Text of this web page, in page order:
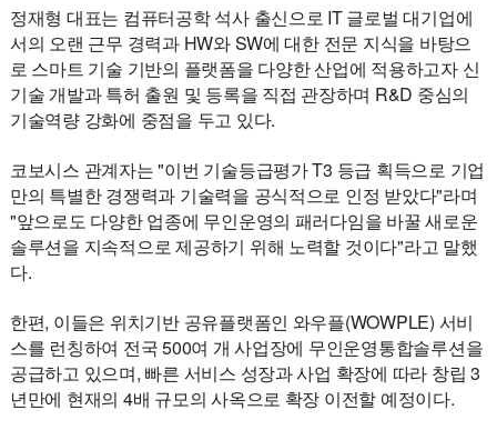
정재형 대표는 컴퓨터공학 석사 출신으로 IT 글로벌 대기업에
서의 오랜 근무 경력과 HW와 SW에 대한 전문 지식을 바탕으
로 스마트 기술 기반의 플랫폼을 다양한 산업에 적용하고자 신
기술 개발과 특허 출원 및 등록을 직접 관장하며 R&D 중심의
기술역량 강화에 중점을 두고 있다.
코보시스 관계자는 "이번 기술등급평가 T3 등급 획득으로 기업
만의 특별한 경쟁력과 기술력을 공식적으로 인정 받았다"라며
"앞으로도 다양한 업종에 무인운영의 패러다임을 바꿀 새로운
솔루션을 지속적으로 제공하기 위해 노력할 것이다"라고 말했
다.
한편, 이들은 위치기반 공유플랫폼인 와우플(WOWPLE) 서비
스를 런칭하여 전국 500여 개 사업장에 무인운영통합솔루션을
공급하고 있으며, 빠른 서비스 성장과 사업 확장에 따라 창립 3
년만에 현재의 4배 규모의 사옥으로 확장 이전할 예정이다.